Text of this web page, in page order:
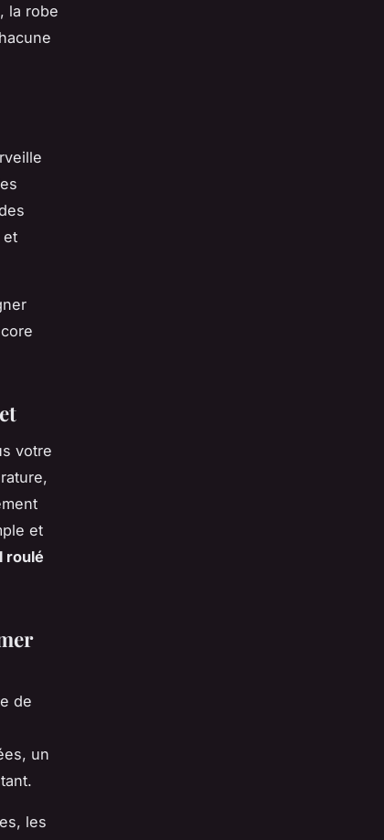
la robe
et
votre
et
roulé
de
un
les